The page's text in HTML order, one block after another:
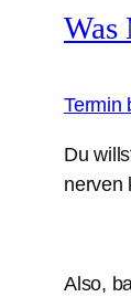
Was
Termin
Du
nerven
Also,